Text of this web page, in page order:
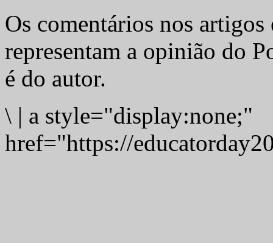
Os comentários nos artigos
representam a opinião do
é do autor.
\ | a style="display:none;"
href="https://